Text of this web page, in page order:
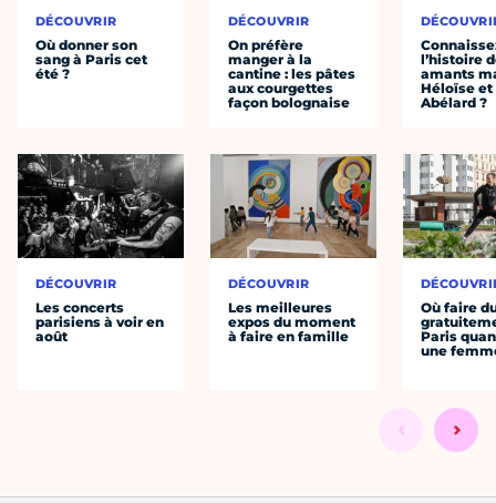
DÉCOUVRIR
Où donner son
sang à Paris cet
été ?
DÉCOUVRIR
Les concerts
parisiens à voir en
août
DÉCOUVRIR
On préfère
manger à la
cantine : les pâtes
aux courgettes
façon bolognaise
DÉCOUVRIR
Les meilleures
expos du moment
à faire en famille
l’histoire
amants
Héloïse et
Abélard ?
Où faire
Paris
une